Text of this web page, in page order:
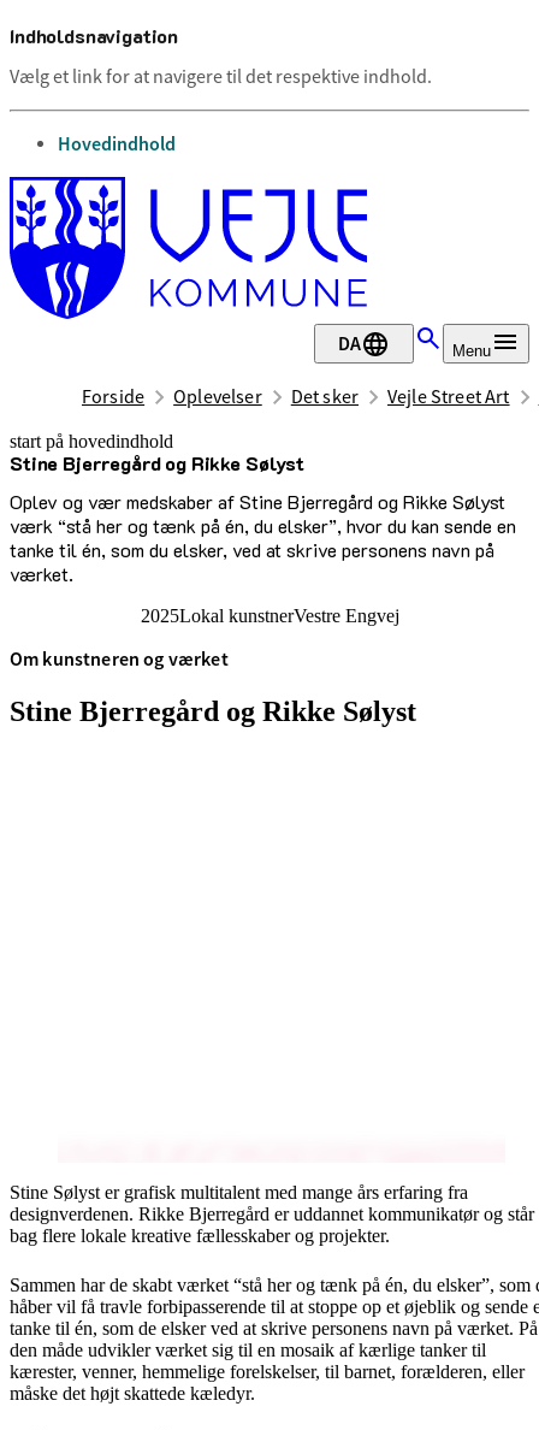
Indholdsnavigation
Vælg et link for at navigere til det respektive indhold.
gå til
Hovedindhold
DA Menu
Forside Oplevelser Det sker Vejle Street Art
start på hovedindhold
Stine Bjerregård og Rikke Sølyst
Oplev og vær medskaber af Stine Bjerregård og Rikke Sølyst
værk “stå her og tænk på én, du elsker”, hvor du kan sende en
tanke til én, som du elsker, ved at skrive personens navn på
værket.
senest opdateret 17. februar 2026
2025Lokal kunstnerVestre Engvej
Om kunstneren og værket
Stine Bjerregård og Rikke Sølyst
Stine Sølyst er grafisk multitalent med mange års erfaring fra
designverdenen. Rikke Bjerregård er uddannet kommunikatør og står
bag flere lokale kreative fællesskaber og projekter.
Sammen har de skabt værket “stå her og tænk på én, du elsker”, som
håber vil få travle forbipasserende til at stoppe op et øjeblik og sende
tanke til én, som de elsker ved at skrive personens navn på værket. På
den måde udvikler værket sig til en mosaik af kærlige tanker til
kærester, venner, hemmelige forelskelser, til barnet, forælderen, eller
måske det højt skattede kæledyr.